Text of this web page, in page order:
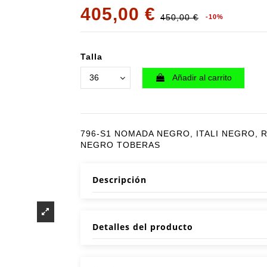
405,00 € 450,00 € -10%
Talla
Añadir al carrito
796-S1 NOMADA NEGRO, ITALI NEGRO,
NEGRO TOBERAS
Descripción
Detalles del producto